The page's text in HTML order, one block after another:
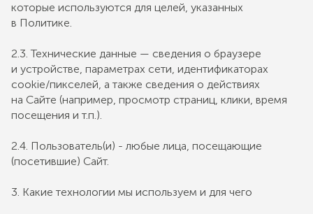
которые используются для целей, указанных
в Политике.
2.3. Технические данные — сведения о браузере
и устройстве, параметрах сети, идентификаторах
cookie/пикселей, а также сведения о действиях
на Сайте (например, просмотр страниц, клики, время
посещения и т.п.).
2.4. Пользователь(и) - любые лица, посещающие
(посетившие) Сайт.
3. Какие технологии мы используем и для чего